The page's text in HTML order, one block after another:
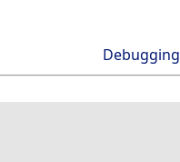
Debugging